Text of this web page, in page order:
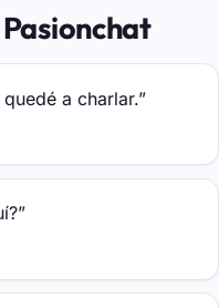
a charlar.”